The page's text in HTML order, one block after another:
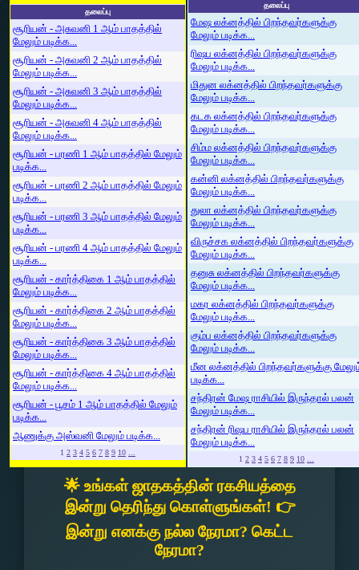
தலைப்பு
சூரியன் - அசுவனி 1 ஆம் பாதத்தில்
மேலும் படிக்க...
சூரியன் - அசுவனி 2 ஆம் பாதத்தில்
மேலும் படிக்க...
சூரியன் - அசுவனி 3 ஆம் பாதத்தில்
மேலும் படிக்க...
சூரியன் - அசுவனி 4 ஆம் பாதத்தில்
மேலும் படிக்க...
சூரியன் - பரணி 1 ஆம் பாதத்தில் மேலும்
படிக்க...
சூரியன் - பரணி 2 ஆம் பாதத்தில் மேலும்
படிக்க...
சூரியன் - பரணி 3 ஆம் பாதத்தில் மேலும்
படிக்க...
சூரியன் - பரணி 4 ஆம் பாதத்தில் மேலும்
படிக்க...
சூரியன் - கார்த்திகை 1 ஆம் பாதத்தில்
மேலும் படிக்க...
சூரியன் - கார்த்திகை 2 ஆம் பாதத்தில்
மேலும் படிக்க...
சூரியன் - கார்த்திகை 3 ஆம் பாதத்தில்
மேலும் படிக்க...
சூரியன் - கார்த்திகை 4 ஆம் பாதத்தில்
மேலும் படிக்க...
சூரியன் - பூசம் 1 ஆம் பாதத்தில் மேலும்
படிக்க...
ஆணுக்கு அஸ்வனி மேலும் படிக்க...
1 2 3 4 5 6 7 8 9 10 ...
தலைப்பு
மேஷ லக்னத்தில் பிறந்தவர்களுக்கு
மேலும் படிக்க...
ரிஷப லக்னத்தில் பிறந்தவர்களுக்கு
மேலும் படிக்க...
மிதுன லக்னத்தில் பிறந்தவர்களுக்கு
மேலும் படிக்க...
கடக லக்னத்தில் பிறந்தவர்களுக்கு
மேலும் படிக்க...
சிம்ம லக்னத்தில் பிறந்தவர்களுக்கு
மேலும் படிக்க...
கன்னி லக்னத்தில் பிறந்தவர்களுக்கு
மேலும் படிக்க...
துலா லக்னத்தில் பிறந்தவர்களுக்கு
மேலும் படிக்க...
விருச்சக லக்னத்தில் பிறந்தவர்களுக்கு
மேலும் படிக்க...
தனுசு லக்னத்தில் பிறந்தவர்களுக்கு
மேலும் படிக்க...
மகர லக்னத்தில் பிறந்தவர்களுக்கு
மேலும் படிக்க...
கும்ப லக்னத்தில் பிறந்தவர்களுக்கு
மேலும் படிக்க...
மீன லக்னத்தில் பிறந்தவர்களுக்கு
படிக்க...
சந்திரன் மேஷ ராசியில் இருந்தால் பலன்
மேலும் படிக்க...
சந்திரன் ரிஷப ராசியில் இருந்தால் பலன்
மேலும் படிக்க...
1 2 3 4 5 6 7 8 9 10 ...
🌟 உங்கள் ஜாதகத்தின் ரகசியத்தை
இன்று தெரிந்து கொள்ளுங்கள்! 👉
இன்று எனக்கு நல்ல நேரமா? கெட்ட
நேரமா?